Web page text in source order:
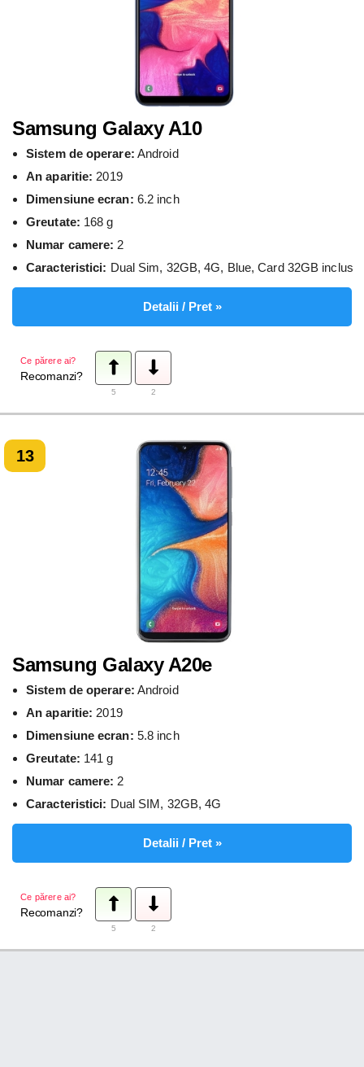
Samsung Galaxy A10
Sistem de operare: Android
An aparitie: 2019
Dimensiune ecran: 6.2 inch
Greutate: 168 g
Numar camere: 2
Caracteristici: Dual Sim, 32GB, 4G, Blue, Card 32GB inclus
Detalii / Pret »
Ce părere ai?
Recomanzi?
5 2
13
Samsung Galaxy A20e
Sistem de operare: Android
An aparitie: 2019
Dimensiune ecran: 5.8 inch
Greutate: 141 g
Numar camere: 2
Caracteristici: Dual SIM, 32GB, 4G
Detalii / Pret »
Ce părere ai?
Recomanzi?
5 2